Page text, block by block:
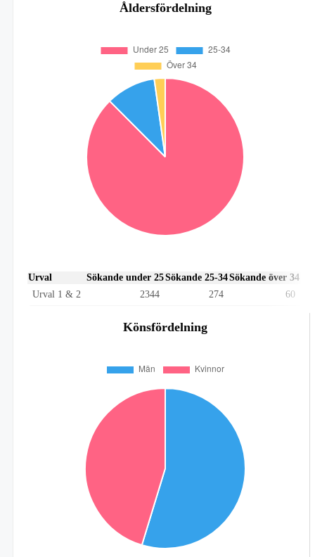
Åldersfördelning
Urval Sökande under 25Sökande 25-34Sökande över 34
Urval 1 & 2
2344 274 60
Könsfördelning